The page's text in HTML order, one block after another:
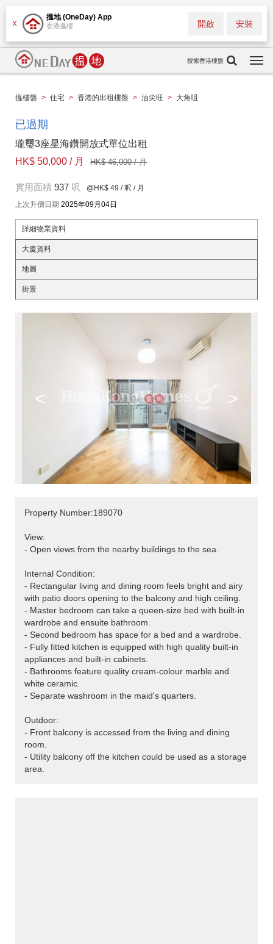
X
搵地 (OneDay) App
香港搵樓 安裝
開啟
搜索香港樓盤
搵樓盤 > 住宅 > 香港的出租樓盤 > 油尖旺 > 大角咀
已過期
瓏璽3座星海鑽開放式單位出租
HK$ 50,000 / 月
HK$ 46,000 / 月
實用面積 937 呎 @HK$ 49 / 呎 / 月
上次升價日期 2025年09月04日
詳細物業資料
大廈資料
地圖
街景
< >
Property Number:189070
View:
- Open views from the nearby buildings to the sea.
Internal Condition:
- Rectangular living and dining room feels bright and airy
with patio doors opening to the balcony and high ceiling.
- Master bedroom can take a queen-size bed with built-in
wardrobe and ensuite bathroom.
- Second bedroom has space for a bed and a wardrobe.
- Fully fitted kitchen is equipped with high quality built-in
appliances and built-in cabinets.
- Bathrooms feature quality cream-colour marble and
white ceramic.
- Separate washroom in the maid's quarters.
Outdoor:
- Front balcony is accessed from the living and dining
room.
- Utility balcony off the kitchen could be used as a storage
area.